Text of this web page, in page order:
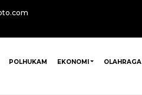
POLHUKAM EKONOMI OLAHRAGA